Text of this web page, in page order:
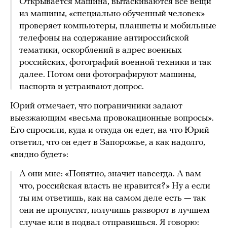
из машины, «специально обученный человек»
проверяет компьютеры, планшеты и мобильные
телефоны на содержание антироссийской
тематики, оскорблений в адрес военных
российских, фотографий военной техники и так
далее. Потом они фотографируют машины,
паспорта и устраивают допрос.
Юрий отмечает, что пограничники задают
выезжающим «весьма провокационные вопросы».
Его спросили, куда и откуда он едет, на что Юрий
ответил, что он едет в Запорожье, а как надолго,
«видно будет»:
А они мне: «Понятно, значит навсегда. А вам
что, российская власть не нравится?» Ну а если
ты им ответишь, как на самом деле есть — так
они не пропустят, получишь разворот в лучшем
случае или в подвал отправишься. Я говорю: